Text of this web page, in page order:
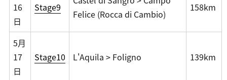
16
日
Stage9
Felice (Rocca di Cambio)
158km
5月
17
日
Stage10 L'Aquila > Foligno 139km